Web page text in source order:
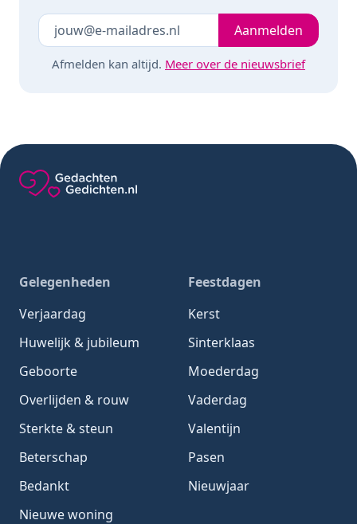
Laat dit veld leeg Je e-mailadresAanmelden
Afmelden kan altijd. Meer over de nieuwsbrief
Gelegenheden
Verjaardag
Huwelijk & jubileum
Geboorte
Overlijden & rouw
Sterkte & steun
Beterschap
Bedankt
Nieuwe woning
Feestdagen
Kerst
Sinterklaas
Moederdag
Vaderdag
Valentijn
Pasen
Nieuwjaar